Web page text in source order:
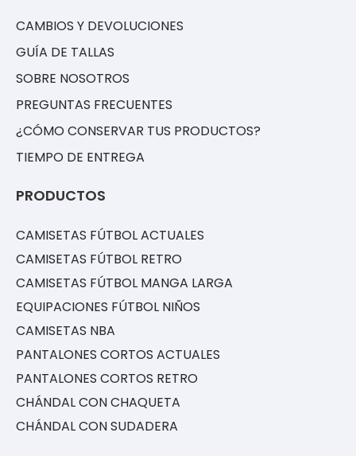
CAMBIOS Y DEVOLUCIONES
GUÍA DE TALLAS
SOBRE NOSOTROS
PREGUNTAS FRECUENTES
¿CÓMO CONSERVAR TUS PRODUCTOS?
TIEMPO DE ENTREGA
PRODUCTOS
CAMISETAS FÚTBOL ACTUALES
CAMISETAS FÚTBOL RETRO
CAMISETAS FÚTBOL MANGA LARGA
EQUIPACIONES FÚTBOL NIÑOS
CAMISETAS NBA
PANTALONES CORTOS ACTUALES
PANTALONES CORTOS RETRO
CHÁNDAL CON CHAQUETA
CHÁNDAL CON SUDADERA